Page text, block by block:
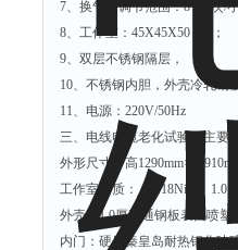
7、换气量调节范围：8~20次/
8、工作室：45X45X50 cm ；
9、双层不锈钢隔层，
10、不锈钢内胆，外壳冷轧钢
11、电源：220V/50Hz
三、电线电缆老化试验箱主要
外形尺寸：高1290mm×宽
工作室材质： 1Cr18Ni9Ti 1.0
外壳：1.0厚普通钢板表面喷塑
内门：硬质秦皇岛耐热钢化玻